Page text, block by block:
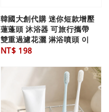
韓國大創代購 迷你短款增壓
蓮蓬頭 沐浴器 可旅行攜帶
雙重過濾花灑 淋浴噴頭 이
Regular
NT$ 198